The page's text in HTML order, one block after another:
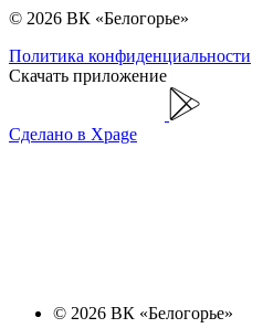
© 2026 ВК «Белогорье»
Политика конфиденциальности
Скачать приложение
Сделано в Xpage
© 2026 ВК «Белогорье»